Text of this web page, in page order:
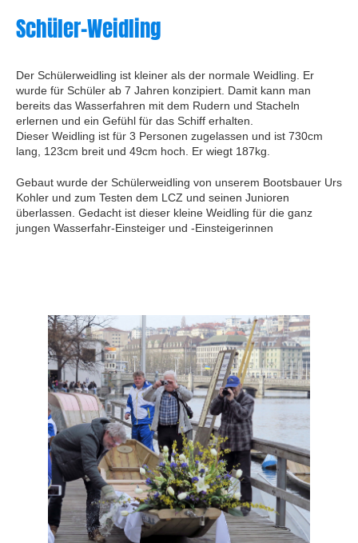
Schüler-Weidling
Der Schülerweidling ist kleiner als der normale Weidling. Er
wurde für Schüler ab 7 Jahren konzipiert. Damit kann man
bereits das Wasserfahren mit dem Rudern und Stacheln
erlernen und ein Gefühl für das Schiff erhalten.
Dieser Weidling ist für 3 Personen zugelassen und ist 730cm
lang, 123cm breit und 49cm hoch. Er wiegt 187kg.
Gebaut wurde der Schülerweidling von unserem Bootsbauer Urs
Kohler und zum Testen dem LCZ und seinen Junioren
überlassen. Gedacht ist dieser kleine Weidling für die ganz
jungen Wasserfahr-Einsteiger und -Einsteigerinnen